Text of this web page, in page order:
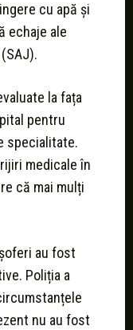
cu apă și
echaje ale
la fața
pentru
specialitate.
medicale în
că mai mulți
au fost
Poliția a
nu au fost